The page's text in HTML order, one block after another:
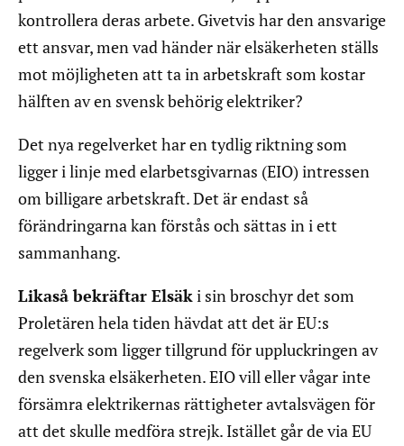
kontrollera deras arbete. Givetvis har den ansvarige
ett ansvar, men vad händer när elsäkerheten ställs
mot möjligheten att ta in arbetskraft som kostar
hälften av en svensk behörig elektriker?
Det nya regelverket har en tydlig riktning som
ligger i linje med elarbetsgivarnas (EIO) intressen
om billigare arbetskraft. Det är endast så
förändringarna kan förstås och sättas in i ett
sammanhang.
Likaså bekräftar Elsäki sin broschyr det som
Proletären hela tiden hävdat att det är EU:s
regelverk som ligger tillgrund för uppluckringen av
den svenska elsäkerheten. EIO vill eller vågar inte
försämra elektrikernas rättigheter avtalsvägen för
att det skulle medföra strejk. Istället går de via EU